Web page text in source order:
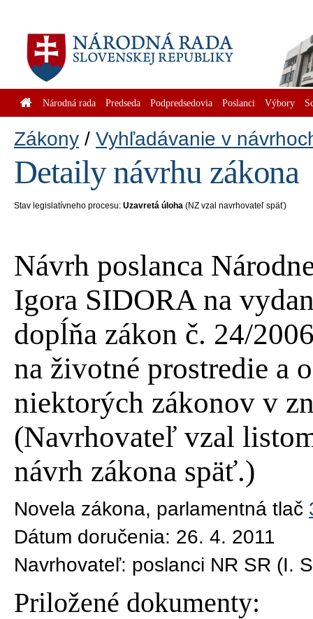
Národná rada Predseda Podpredsedovia Poslanci Výbory
Zákony Vyhľadávanie v
Detaily návrhu zákona
Stav legislatívneho procesu: Uzavretá úloha (NZ vzal navrhovateľ späť)
Návrh poslanca
Igora SIDORA na
dopĺňa zákon č. 24/
na životné prostredie a
niektorých zákonov v
(Navrhovateľ vzal
návrh zákona späť.)
Novela zákona, parlamentná tlač
Dátum doručenia: 26. 4. 2011
Navrhovateľ: poslanci NR SR (I.
Priložené dokumenty: